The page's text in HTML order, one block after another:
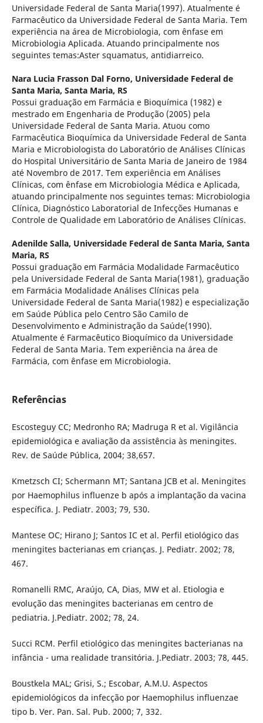
Universidade Federal de Santa Maria(1997). Atualmente é
Farmacêutico da Universidade Federal de Santa Maria. Tem
experiência na área de Microbiologia, com ênfase em
Microbiologia Aplicada. Atuando principalmente nos
seguintes temas:Aster squamatus, antidiarreico.
Nara Lucia Frasson Dal Forno, Universidade Federal de
Santa Maria, Santa Maria, RS
Possui graduação em Farmácia e Bioquímica (1982) e
mestrado em Engenharia de Produção (2005) pela
Universidade Federal de Santa Maria. Atuou como
Farmacêutica Bioquímica da Universidade Federal de Santa
Maria e Microbiologista do Laboratório de Análises Clínicas
do Hospital Universitário de Santa Maria de Janeiro de 1984
até Novembro de 2017. Tem experiência em Análises
Clínicas, com ênfase em Microbiologia Médica e Aplicada,
atuando principalmente nos seguintes temas: Microbiologia
Clínica, Diagnóstico Laboratorial de Infecções Humanas e
Controle de Qualidade em Laboratório de Análises Clínicas.
Adenilde Salla, Universidade Federal de Santa Maria, Santa
Maria, RS
Possui graduação em Farmácia Modalidade Farmacêutico
pela Universidade Federal de Santa Maria(1981), graduação
em Farmácia Modalidade Análises Clínicas pela
Universidade Federal de Santa Maria(1982) e especialização
em Saúde Pública pelo Centro São Camilo de
Desenvolvimento e Administração da Saúde(1990).
Atualmente é Farmacêutico Bioquímico da Universidade
Federal de Santa Maria. Tem experiência na área de
Farmácia, com ênfase em Microbiologia.
Referências
Escosteguy CC; Medronho RA; Madruga R et al. Vigilância
epidemiológica e avaliação da assistência às meningites.
Rev. de Saúde Pública, 2004; 38,657.
Kmetzsch CI; Schermann MT; Santana JCB et al. Meningites
por Haemophilus influenze b após a implantação da vacina
específica. J. Pediatr. 2003; 79, 530.
Mantese OC; Hirano J; Santos IC et al. Perfil etiológico das
meningites bacterianas em crianças. J. Pediatr. 2002; 78,
467.
Romanelli RMC, Araújo, CA, Dias, MW et al. Etiologia e
evolução das meningites bacterianas em centro de
pediatria. J.Pediatr. 2002; 78, 24.
Succi RCM. Perfil etiológico das meningites bacterianas na
infância - uma realidade transitória. J.Pediatr. 2003; 78, 445.
Boustkela MAL; Grisi, S.; Escobar, A.M.U. Aspectos
epidemiológicos da infecção por Haemophilus influenzae
tipo b. Ver. Pan. Sal. Pub. 2000; 7, 332.